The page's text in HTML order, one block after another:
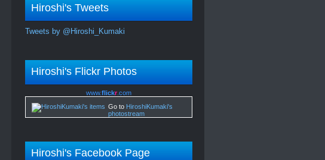
Hiroshi's Tweets
Tweets by @Hiroshi_Kumaki
Hiroshi's Flickr Photos
www.flickr .com
Go to HiroshiKumaki's
photostream
Hiroshi's Facebook Page